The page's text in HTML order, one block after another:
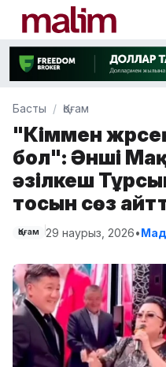
Басты Қоғам
"Кіммен
бол": Әнші
әзілкеш
тосын сөз
Қоғам 29 наурыз, 2026•